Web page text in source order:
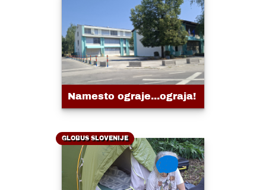
Namesto ograje...ograja!
GLOBUS SLOVENIJE